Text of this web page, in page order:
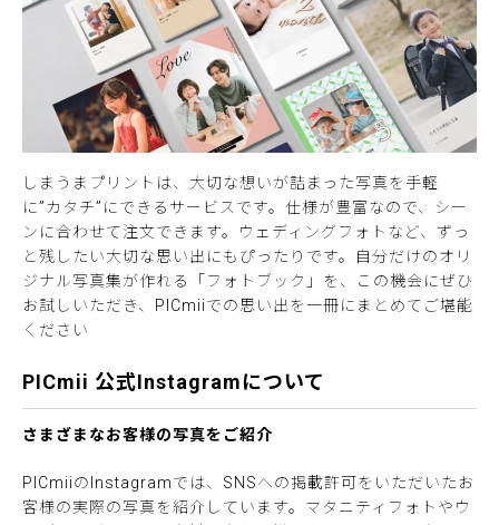
しまうまプリントは、大切な想いが詰まった写真を手軽
に”カタチ”にできるサービスです。仕様が豊富なので、シー
ンに合わせて注文できます。ウェディングフォトなど、ずっ
と残したい大切な思い出にもぴったりです。自分だけのオリ
ジナル写真集が作れる「フォトブック」を、この機会にぜひ
お試しいただき、PICmiiでの思い出を一冊にまとめてご堪能
ください
PICmii 公式Instagramについて
さまざまなお客様の写真をご紹介
PICmiiのInstagramでは、SNSへの掲載許可をいただいたお
客様の実際の写真を紹介しています。マタニティフォトやウ